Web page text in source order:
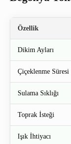
Özellik
Dikim Ayları
Çiçeklenme Süresi
Sulama Sıklığı
Toprak İsteği
Işık İhtiyacı